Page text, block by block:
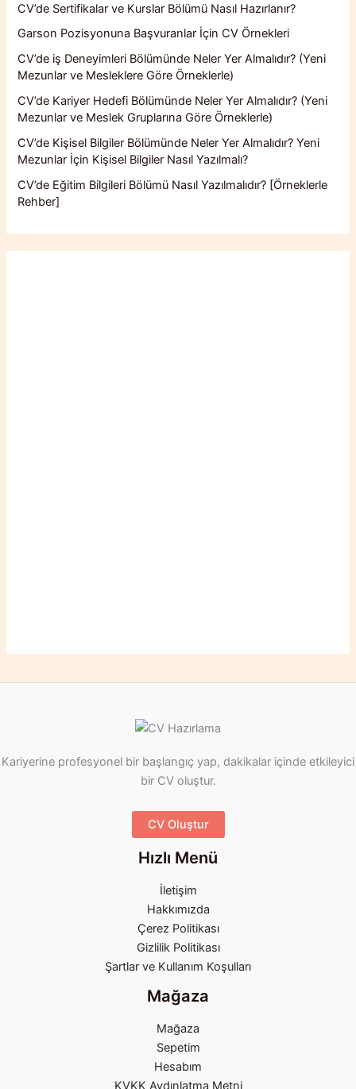
CV’de Sertifikalar ve Kurslar Bölümü Nasıl Hazırlanır?
Garson Pozisyonuna Başvuranlar İçin CV Örnekleri
CV’de iş Deneyimleri Bölümünde Neler Yer Almalıdır? (Yeni
Mezunlar ve Mesleklere Göre Örneklerle)
CV’de Kariyer Hedefi Bölümünde Neler Yer Almalıdır? (Yeni
Mezunlar ve Meslek Gruplarına Göre Örneklerle)
CV’de Kişisel Bilgiler Bölümünde Neler Yer Almalıdır? Yeni
Mezunlar İçin Kişisel Bilgiler Nasıl Yazılmalı?
CV’de Eğitim Bilgileri Bölümü Nasıl Yazılmalıdır? [Örneklerle
Rehber]
Kariyerine profesyonel bir başlangıç yap, dakikalar içinde etkileyici
bir CV oluştur.
CV Oluştur
Hızlı Menü
İletişim
Hakkımızda
Çerez Politikası
Gizlilik Politikası
Şartlar ve Kullanım Koşulları
Mağaza
Mağaza
Sepetim
Hesabım
KVKK Aydınlatma Metni